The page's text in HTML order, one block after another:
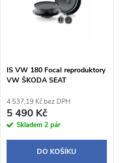
p
r
o
s
p
r
o
IS VW 180 Focal reproduktory
VW ŠKODA SEAT
4 537,19 Kč bez DPH
5 490 Kč
Skladem 2 pár
DO KOŠÍKU